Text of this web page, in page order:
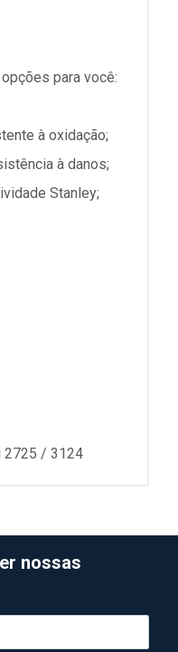
para você:
à oxidação;
à danos;
Stanley;
2725 / 3124
nossas